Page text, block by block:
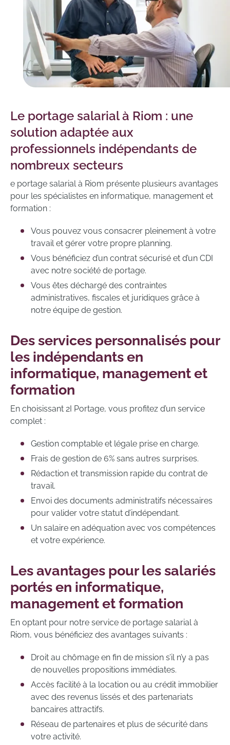
Le portage salarial à Riom : une
solution adaptée aux
professionnels indépendants de
nombreux secteurs
e portage salarial à Riom présente plusieurs avantages
pour les spécialistes en informatique, management et
formation :
Vous pouvez vous consacrer pleinement à votre
travail et gérer votre propre planning.
Vous bénéficiez d’un contrat sécurisé et d’un CDI
avec notre société de portage.
Vous êtes déchargé des contraintes
administratives, fiscales et juridiques grâce à
notre équipe de gestion.
Des services personnalisés pour
les indépendants en
informatique, management et
formation
En choisissant 2I Portage, vous profitez d’un service
complet :
Gestion comptable et légale prise en charge.
Frais de gestion de 6% sans autres surprises.
Rédaction et transmission rapide du contrat de
travail.
Envoi des documents administratifs nécessaires
pour valider votre statut d’indépendant.
Un salaire en adéquation avec vos compétences
et votre expérience.
Les avantages pour les salariés
portés en informatique,
management et formation
En optant pour notre service de portage salarial à
Riom, vous bénéficiez des avantages suivants :
Droit au chômage en fin de mission s’il n’y a pas
de nouvelles propositions immédiates.
Accès facilité à la location ou au crédit immobilier
avec des revenus lissés et des partenariats
bancaires attractifs.
Réseau de partenaires et plus de sécurité dans
votre activité.